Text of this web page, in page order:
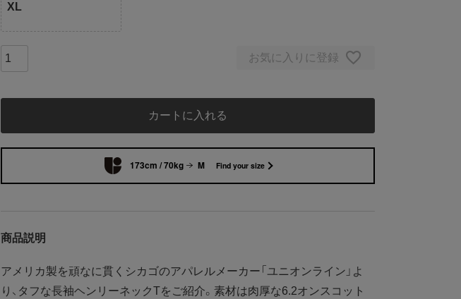
XL
お気に入りに登録
カートに入れる
173cm / 70kg M Find your size
商品説明
アメリカ製を頑なに貫くシカゴのアパレルメーカー「ユニオンライン」よ
り、タフな長袖ヘンリーネックTをご紹介。素材は肉厚な6.2オンスコット